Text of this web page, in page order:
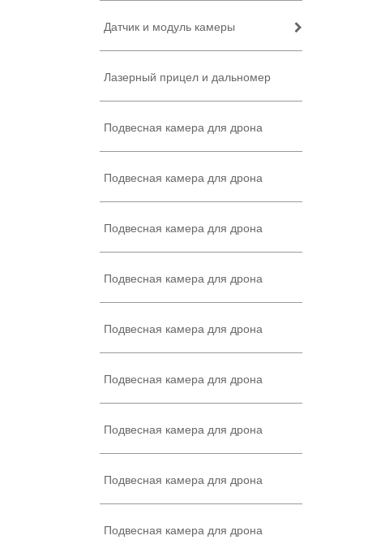
Датчик и модуль камеры
Лазерный прицел и дальномер
Подвесная камера для дрона
Подвесная камера для дрона
Подвесная камера для дрона
Подвесная камера для дрона
Подвесная камера для дрона
Подвесная камера для дрона
Подвесная камера для дрона
Подвесная камера для дрона
Подвесная камера для дрона